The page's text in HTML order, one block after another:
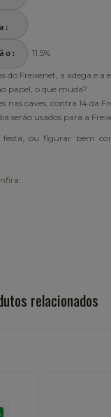
11,5%
do Freixenet, a adega e
papel, o que muda?
nas caves, contra 14 da
serão usados para a
ou figurar bem
relacionados